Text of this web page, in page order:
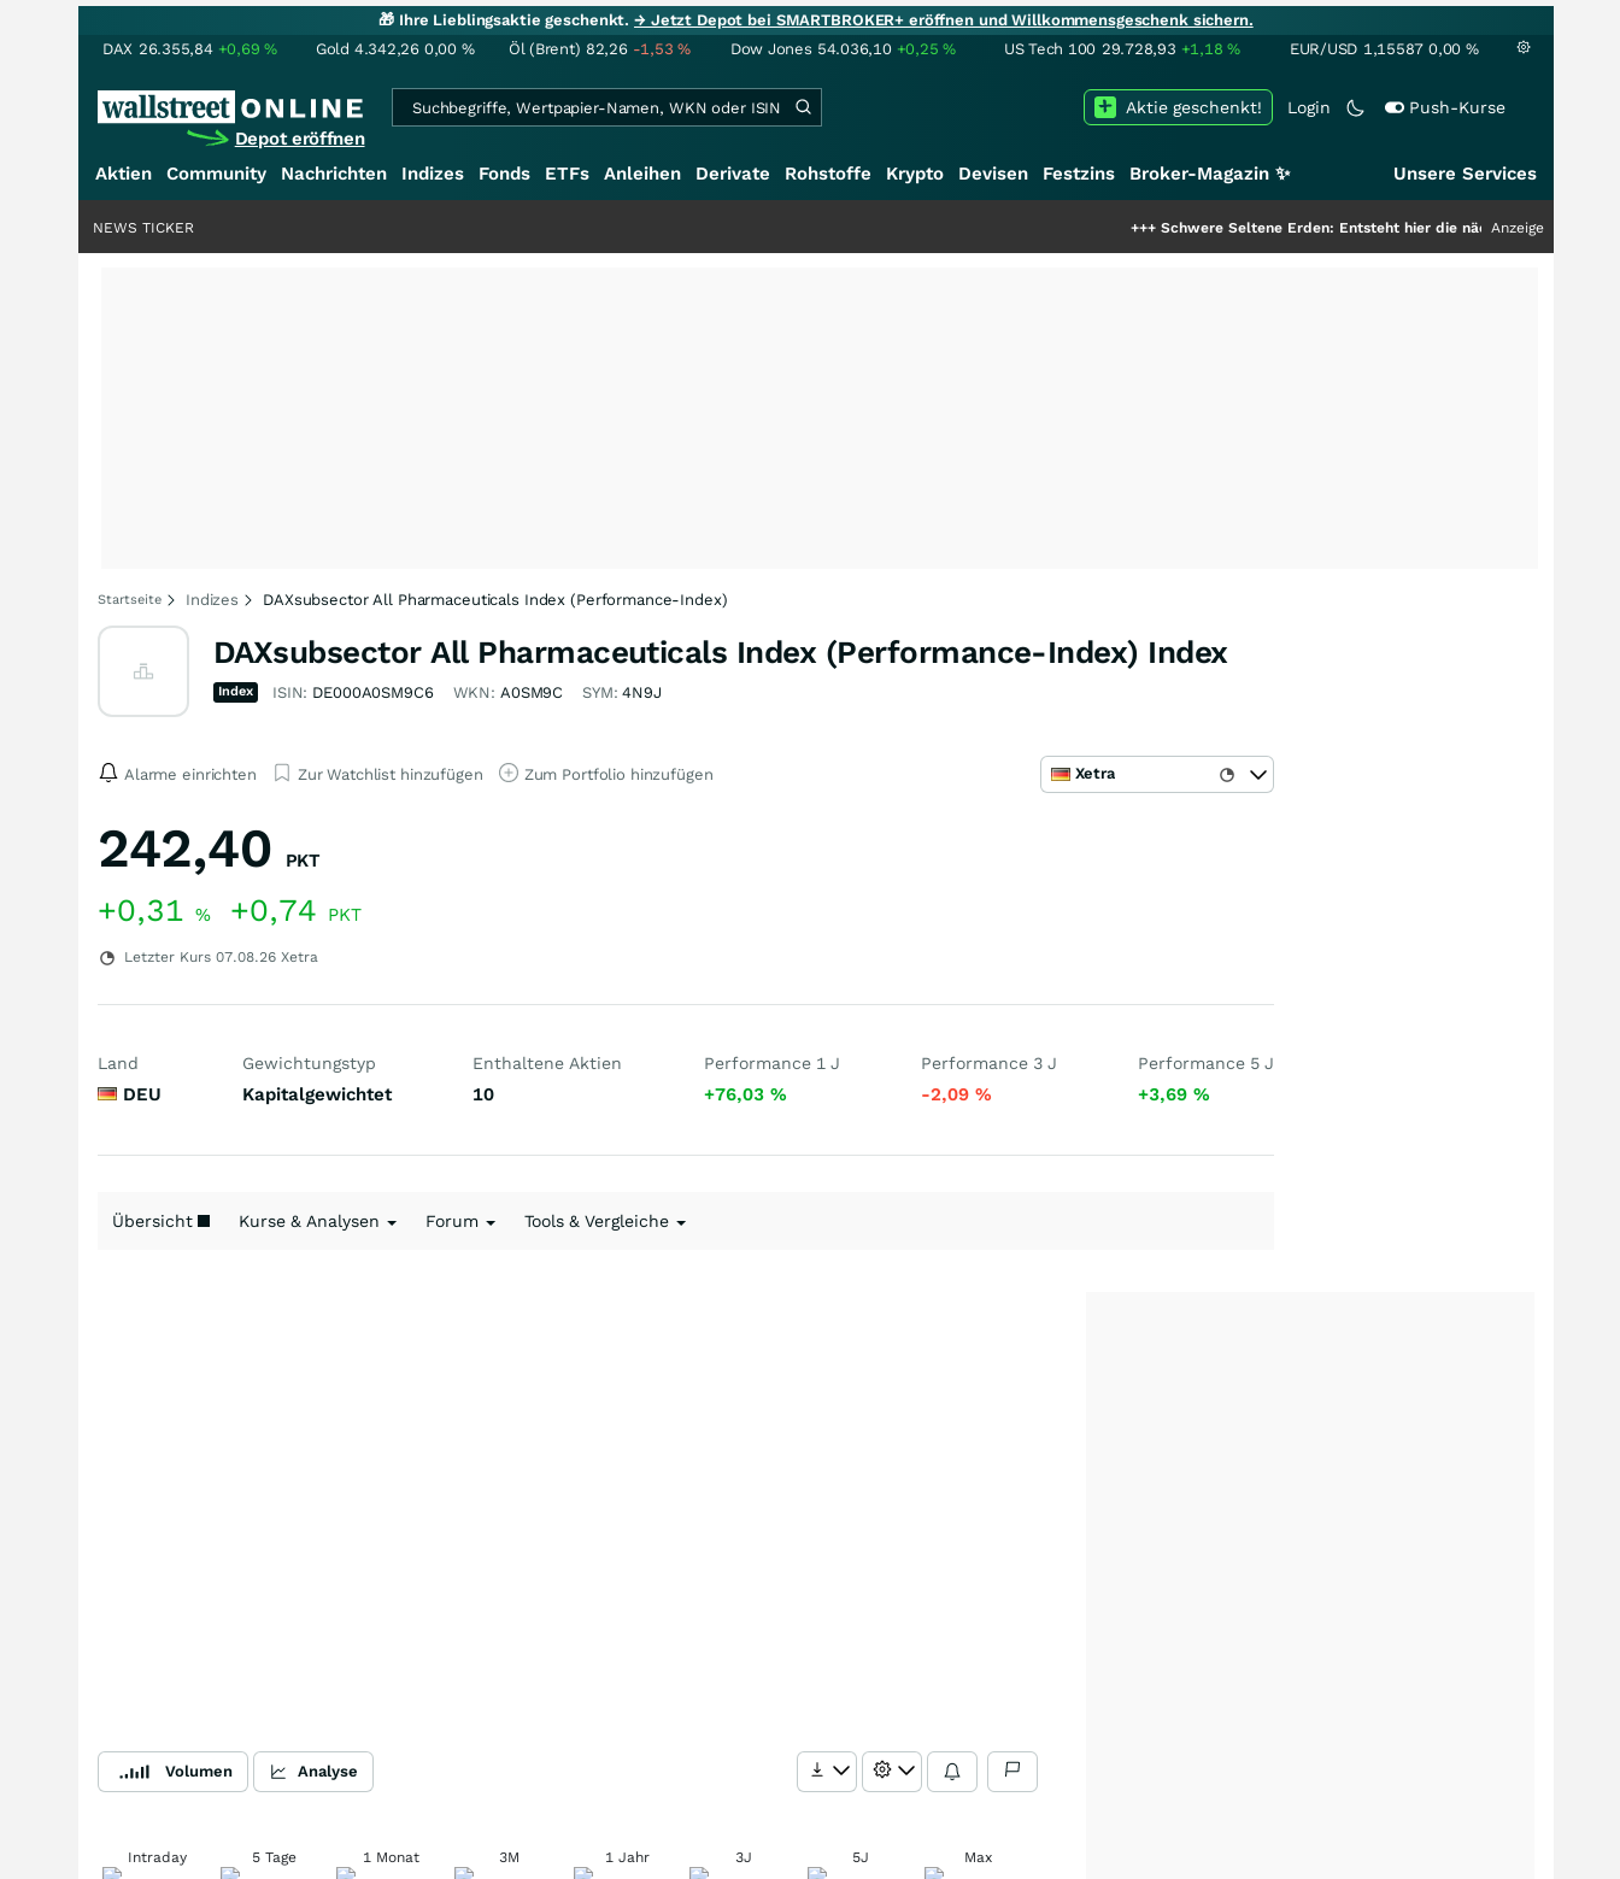
🎁 Ihre Lieblingsaktie geschenkt.→ Jetzt Depot bei SMARTBROKER+ eröffnen und Willkommensgeschenk sichern.
DAX 26.355,84 +0,69% Gold 4.342,26 0,00 % Öl (Brent) 82,26 -1,53% Dow Jones 54.036,10 +0,25% US Tech 100 29.728,93 +1,18% EUR/USD 1,15587 0,00 %
Depot eröffnen
Login Push-Kurse
Aktie geschenkt!
Aktien Community Nachrichten Indizes Fonds ETFs Anleihen Derivate Rohstoffe Krypto Devisen Festzins Broker-Magazin ✨ Unsere Services
Schwere Seltene Erden: Entsteht hier die nächste Milliardenstory?
Anzeige
NEWS TICKER
Startseite Indizes DAXsubsector All Pharmaceuticals Index (Performance-Index)
DAXsubsector All Pharmaceuticals Index (Performance-Index) Index
Index ISIN: DE000A0SM9C6 WKN: A0SM9C SYM:4N9J
Alarme einrichten Zur Watchlist hinzufügen Zum Portfolio hinzufügen Xetra
242,40 PKT
+0,31 % +0,74 PKT
Letzter Kurs 07.08.26 Xetra
Land
DEU
Gewichtungstyp
Kapitalgewichtet
Enthaltene Aktien
10
Performance 1 J
+76,03 %
Performance 3 J
-2,09 %
Performance 5 J
+3,69 %
Übersicht Kurse & Analysen Forum Tools & Vergleiche
Volumen Analyse
Intraday 5 Tage 1 Monat 3M 1 Jahr 3J 5J Max